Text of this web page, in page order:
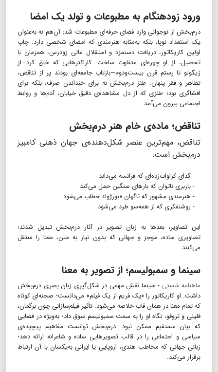
ورود زودهنگام به مطبوعات و تولد یک امضا
درم‌بخش از نوجوانی وارد فضای حرفه‌ای مطبوعات شد؛ آن‌هم نه به‌عنوان
یک استعداد نوپا، بلکه به‌مثابه هنرمندی که امضای شخصی دارد. چاپ
اولین کاریکاتور، دریافت دستمزد و استقلال مالی زودرس، همزمان با
تحصیل، از او چهره‌ای متفاوت ساخت. کاراکترهایی که خلق کرد—از
ژیگولو تا رستم قرن بیست‌و‌دوم—بازتاب جامعه‌ای بودند پر از تناقض،
تظاهر و فقر پنهان. طنز درم‌بخش نه برای خنداندن صرف، بلکه برای
افشاگری بود؛ طنزی که از دل مشاهده‌ی دقیق خیابان، آدم‌ها و روابط
اجتماعی بیرون می‌آمد.
تناقض؛ ماده‌ی خام هنر درم‌بخش
تناقض، مهم‌ترین عنصر شکل‌دهنده‌ی جهان ذهنی کامبیز
درم‌بخش است:
- گدای کراوات‌زده‌ای که فرانسه می‌داند
- باربری ناتوان که بارهای سنگین حمل می‌کند
- هنرمندی مشهور که ناگهان «بورژوا» خطاب می‌شود
- روشنفکری که از همه‌سو طرد می‌شود
این تصاویر، بعدها به زبان تصویر در آثار درم‌بخش تبدیل شدند؛
تصاویری ساده، موجز و جهانی که بدون نیاز به متن، معنا را منتقل
می‌کنند.
سینما و سمبولیسم؛ از تصویر به معنا
ماهنامه شستی - سینما نقش مهمی در شکل‌گیری زبان بصری درم‌بخش
داشت. او کاریکاتور را «یک فریم از یک فیلم» می‌دانست؛ صحنه‌ای کوتاه
که تمام معنا در همان قاب خلاصه می‌شود. تأثیر فیلم‌سازانی چون برگمان،
فلینی و تروفو، نگاه او را به سمت سمبولیسم سوق داد؛ به‌ویژه در فضایی
که بیان مستقیم ممکن نبود. درم‌بخش توانست مفاهیم پیچیده‌ی
سیاسی و اجتماعی را در قالب تصویرهایی ساده و شاعرانه ارائه دهد؛
زبانی جهانی که مخاطب هندی، اروپایی یا ایرانی به‌یکسان با آن ارتباط
برقرار می‌کند.